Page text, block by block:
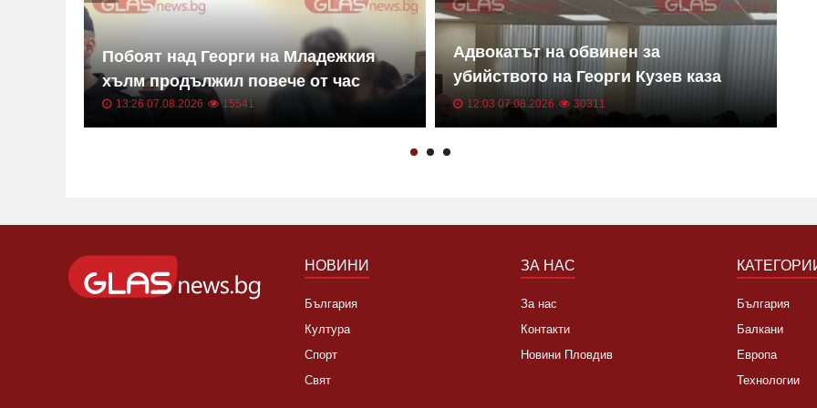
Побоят над Георги на Младежкия
хълм продължил повече от час
13:26 07.08.2026 15541
Адвокатът на обвинен за
убийството на Георги Кузев каза
дали трагедията е била планирана
12:03 07.08.2026 30311
НОВИНИ
България
Култура
Спорт
Свят
ЗА НАС
За нас
Контакти
Новини Пловдив
България
Балкани
Европа
Технологии